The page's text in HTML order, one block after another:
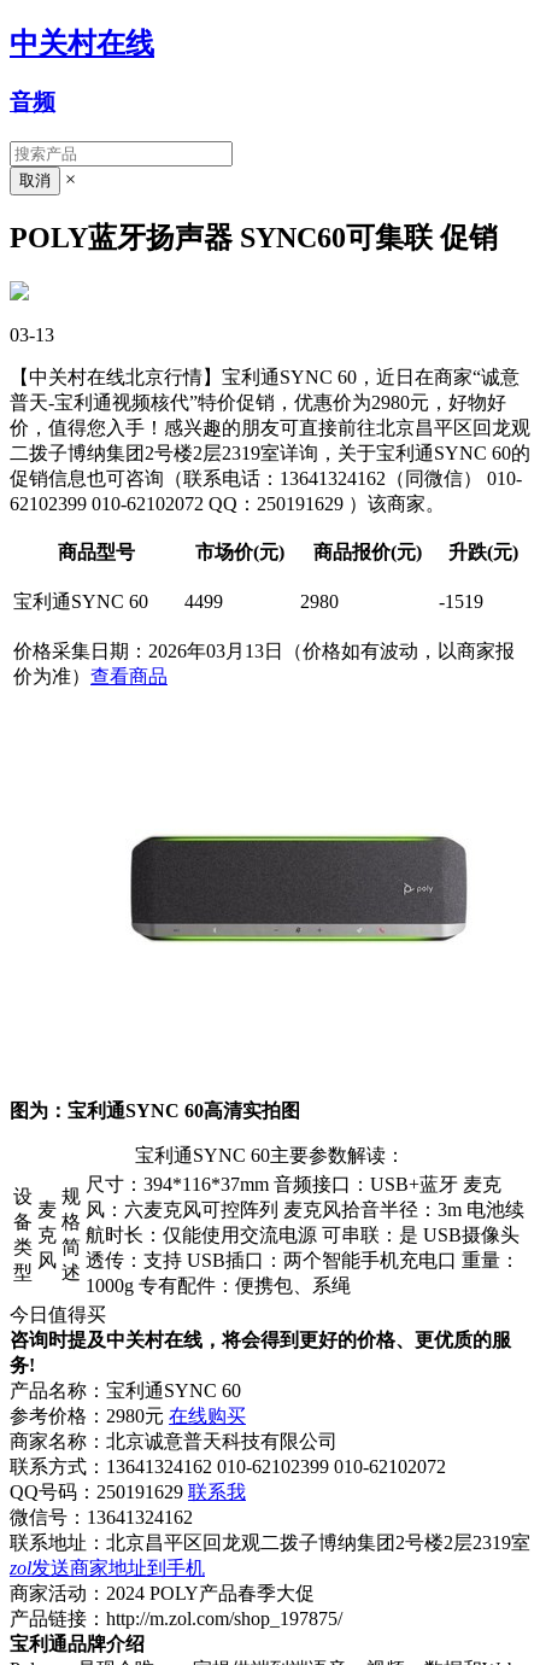
中关村在线
音频
×
POLY蓝牙扬声器 SYNC60可集联 促销
03-13
【中关村在线北京行情】宝利通SYNC 60，近日在商家“诚意
普天-宝利通视频核代”特价促销，优惠价为2980元，好物好
价，值得您入手！感兴趣的朋友可直接前往北京昌平区回龙观
二拨子博纳集团2号楼2层2319室详询，关于宝利通SYNC 60的
促销信息也可咨询（联系电话：13641324162（同微信） 010-
62102399 010-62102072 QQ：250191629 ）该商家。
商品型号 市场价(元) 商品报价(元) 升跌(元)
宝利通SYNC 60 4499 2980 -1519
价格采集日期：2026年03月13日（价格如有波动，以商家报
价为准） 查看商品
图为：宝利通SYNC 60高清实拍图
宝利通SYNC 60主要参数解读：
设
备
类
型
麦
克
风
规
格
简
述
尺寸：394*116*37mm 音频接口：USB+蓝牙 麦克
风：六麦克风可控阵列 麦克风拾音半径：3m 电池续
航时长：仅能使用交流电源 可串联：是 USB摄像头
透传：支持 USB插口：两个智能手机充电口 重量：
1000g 专有配件：便携包、系绳
今日值得买
咨询时提及中关村在线，将会得到更好的价格、更优质的服
务!
产品名称： 宝利通SYNC 60
参考价格： 2980元 在线购买
商家名称： 北京诚意普天科技有限公司
联系方式： 13641324162 010-62102399 010-62102072
QQ号码：250191629 联系我
微信号： 13641324162
联系地址： 北京昌平区回龙观二拨子博纳集团2号楼2层2319室
zol发送商家地址到手机
商家活动： 2024 POLY产品春季大促
产品链接： http://m.zol.com/shop_197875/
宝利通品牌介绍